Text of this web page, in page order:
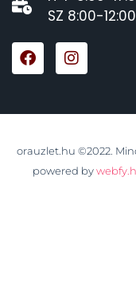
SZ 8:00-12:00
orauzlet.hu ©2022.
powered by